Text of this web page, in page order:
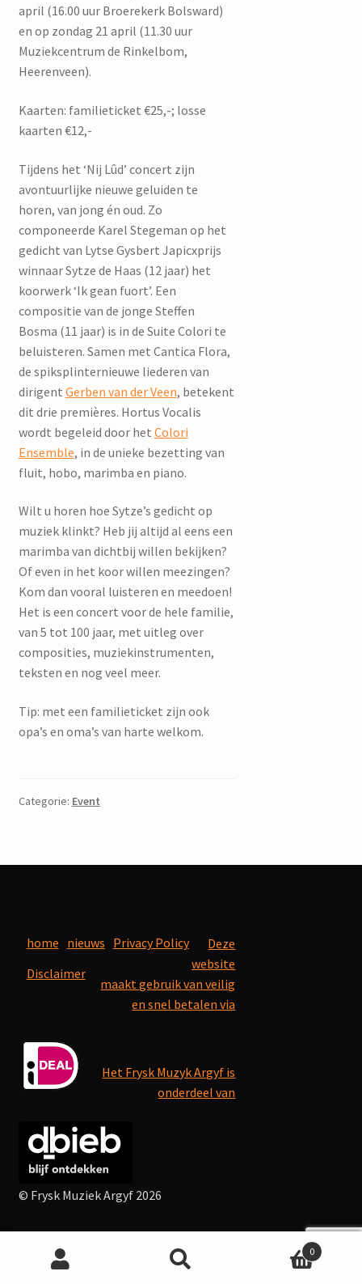
april (16.00 uur Broerekerk Bolsward)
en op zondag 21 april (11.30 uur
Muziekcentrum de Rinkelbom,
Heerenveen).
Kaarten: familieticket €25,-; losse
kaarten €12,-
Tijdens het ‘Nij Lûd’ concert zijn
avontuurlijke nieuwe geluiden te
horen, van jong én oud. Zo
componeerde Karel Stegeman op het
gedicht van Lytse Gysbert Japicxprijs
winnaar Sytze de Haas (12 jaar) het
koorwerk ‘Ik gean fuort’. Een
compositie van de jonge Steffen
Bosma (11 jaar) is in de Suite Colori te
beluisteren. Samen met Cantica Flora,
de spiksplinternieuwe liederen van
dirigent Gerben van der Veen, betekent
dit drie premières. Hortus Vocalis
wordt begeleid door het Colori
Ensemble, in de unieke bezetting van
fluit, hobo, marimba en piano.
Wilt u horen hoe Sytze’s gedicht op
muziek klinkt? Heb jij altijd al eens een
marimba van dichtbij willen bekijken?
Of even in het koor willen meezingen?
Kom dan vooral luisteren en meedoen!
Het is een concert voor de hele familie,
van 5 tot 100 jaar, met uitleg over
composities, muziekinstrumenten,
teksten en nog veel meer.
Tip: met een familieticket zijn ook
opa’s en oma’s van harte welkom.
Categorie: Event
home nieuws Privacy Policy
Disclaimer
Deze
website
maakt gebruik van veilig
en snel betalen via
Het Frysk Muzyk Argyf is
onderdeel van
© Frysk Muziek Argyf 2026
0